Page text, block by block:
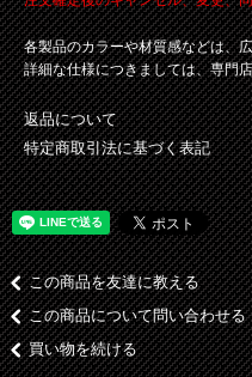
各製品のカラーや材質感などは、
詳細な仕様につきましては、専門
返品について
特定商取引法に基づく表記
この商品を友達に教える
この商品について問い合わせる
買い物を続ける